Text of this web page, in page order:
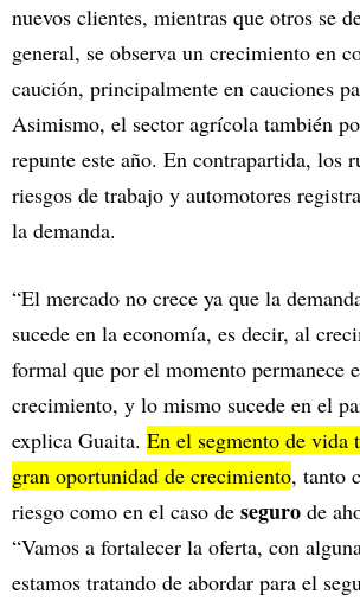
nuevos clientes, mientras que otros se
general, se observa un crecimiento en
caución, principalmente en cauciones
Asimismo, el sector agrícola también
repunte este año. En contrapartida, los
riesgos de trabajo y automotores
la demanda.
“El mercado no crece ya que la
sucede en la economía, es decir, al
formal que por el momento permanece
crecimiento, y lo mismo sucede en el
explica Guaita. En el segmento de vida
gran oportunidad de crecimiento, tanto
riesgo como en el caso de seguro de
“Vamos a fortalecer la oferta, con
estamos tratando de abordar para el